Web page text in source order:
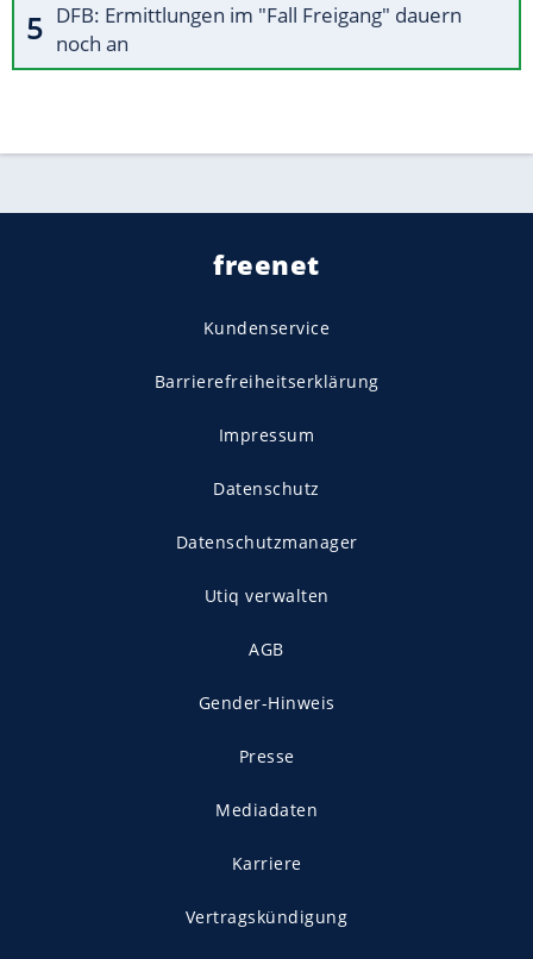
DFB: Ermittlungen im "Fall Freigang" dauern
noch an
freenet
Kundenservice
Barrierefreiheitserklärung
Impressum
Datenschutz
Datenschutzmanager
Utiq verwalten
AGB
Gender-Hinweis
Presse
Mediadaten
Karriere
Vertragskündigung